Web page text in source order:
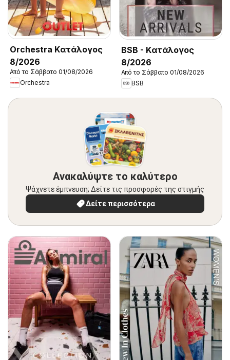
Orchestra Kατάλογος
8/2026
Από το Σάββατο 01/08/2026
Orchestra
BSB - Kατάλογος
8/2026
Από το Σάββατο 01/08/2026
BSB
Ανακαλύψτε το καλύτερο
Ψάχνετε έμπνευση; Δείτε τις προσφορές της στιγμής
Δείτε περισσότερα